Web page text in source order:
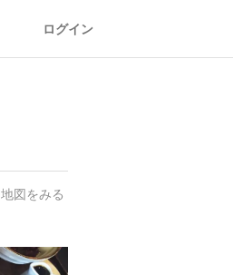
ログイン
地図をみる